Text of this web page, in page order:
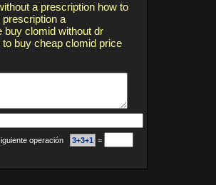
a prescription how to
a
buy clomid without dr
buy cheap clomid price
operación 3+3+1 =